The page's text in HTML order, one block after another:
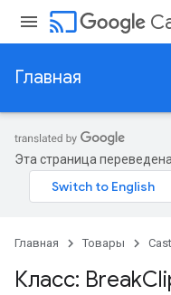
cast
Главная
Эта страница
Главная Товары Cast
Класс: Break